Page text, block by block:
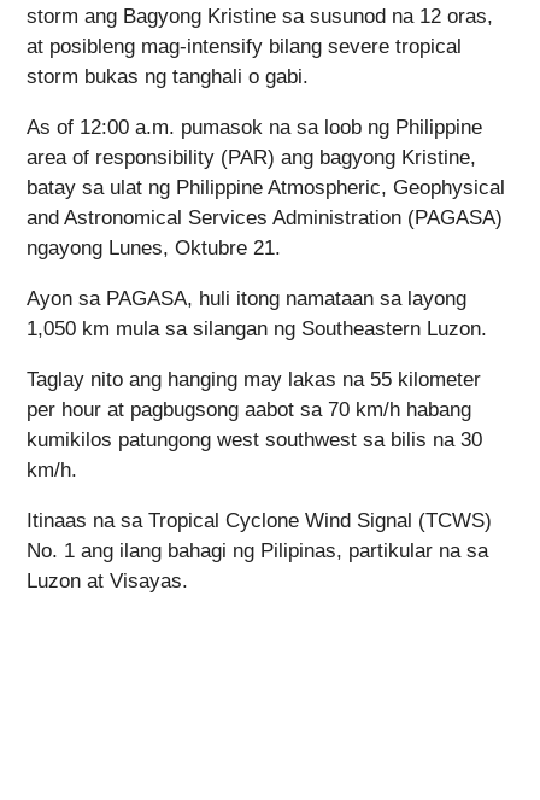
storm ang Bagyong Kristine sa susunod na 12 oras,
at posibleng mag-intensify bilang severe tropical
storm bukas ng tanghali o gabi.
As of 12:00 a.m. pumasok na sa loob ng Philippine
area of responsibility (PAR) ang bagyong Kristine,
batay sa ulat ng Philippine Atmospheric, Geophysical
and Astronomical Services Administration (PAGASA)
ngayong Lunes, Oktubre 21.
Ayon sa PAGASA, huli itong namataan sa layong
1,050 km mula sa silangan ng Southeastern Luzon.
Taglay nito ang hanging may lakas na 55 kilometer
per hour at pagbugsong aabot sa 70 km/h habang
kumikilos patungong west southwest sa bilis na 30
km/h.
Itinaas na sa Tropical Cyclone Wind Signal (TCWS)
No. 1 ang ilang bahagi ng Pilipinas, partikular na sa
Luzon at Visayas.